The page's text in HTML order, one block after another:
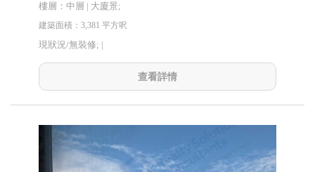
樓層：中層 | 大廈景;
建築面積：3,381 平方呎
現狀況/無裝修; |
查看詳情